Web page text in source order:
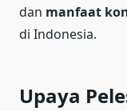
dan manfaat
di Indonesia.
Upaya